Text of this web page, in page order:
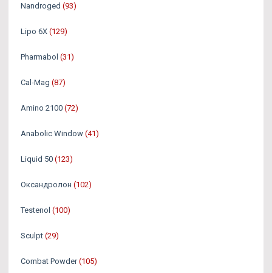
Nandroged (93)
Lipo 6X (129)
Pharmabol (31)
Cal-Mag (87)
Amino 2100 (72)
Anabolic Window (41)
Liquid 50 (123)
Оксандролон (102)
Testenol (100)
Sculpt (29)
Combat Powder (105)